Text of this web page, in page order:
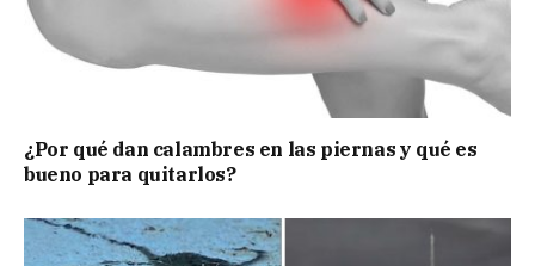
¿Por qué dan calambres en las piernas y qué es
bueno para quitarlos?